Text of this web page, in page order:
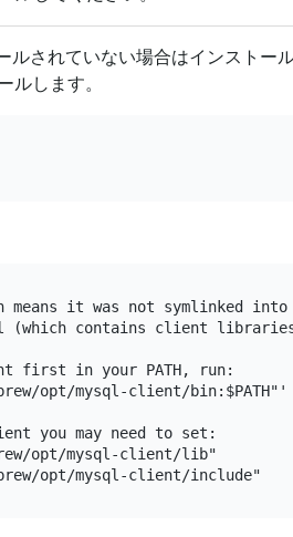
ルされていない場合はインストー
ルします。
it was not symlinked into /
(which contains client
first in your PATH, run:
opt/mysql-client/bin:$PATH"'
you may need to set:
opt/mysql-client/lib"